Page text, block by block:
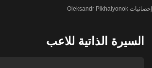
إحصائيات Oleksandr Pikhalyonok
السيرة الذاتية للاعب